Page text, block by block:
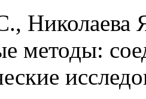
Николаева
методы: